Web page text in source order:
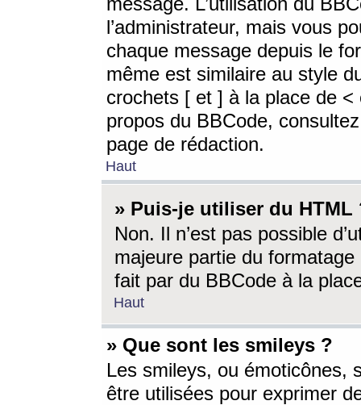
l’administrateur, mais vous
chaque message depuis le
même est similaire au style
crochets [ et ] à la place de <
propos du BBCode,
page de rédaction.
Haut
» Puis-je utiliser du HTML
Non. Il n’est pas possible
majeure partie du
fait par du BBCode à la
Haut
» Que sont les smileys ?
Les smileys, ou émoticônes,
être utilisées pour exprimer